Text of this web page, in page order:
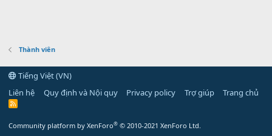
Thành viên
Tiếng Việt (VN)
Liên hệ
Quy định và Nội quy Privacy policy Trợ giúp Trang chủ
R
Community platform by XenForo® © 2010-2021 XenForo Ltd.